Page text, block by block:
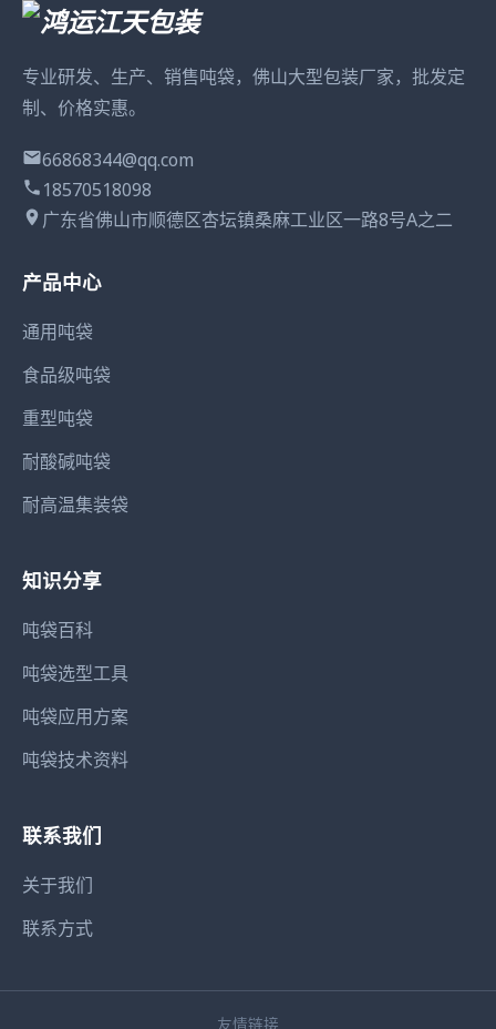
专业研发、生产、销售吨袋，佛山大型包装厂家，批发定
制、价格实惠。
66868344@qq.com
18570518098
广东省佛山市顺德区杏坛镇桑麻工业区一路8号A之二
产品中心
通用吨袋
食品级吨袋
重型吨袋
耐酸碱吨袋
耐高温集装袋
知识分享
吨袋百科
吨袋选型工具
吨袋应用方案
吨袋技术资料
联系我们
关于我们
联系方式
友情链接